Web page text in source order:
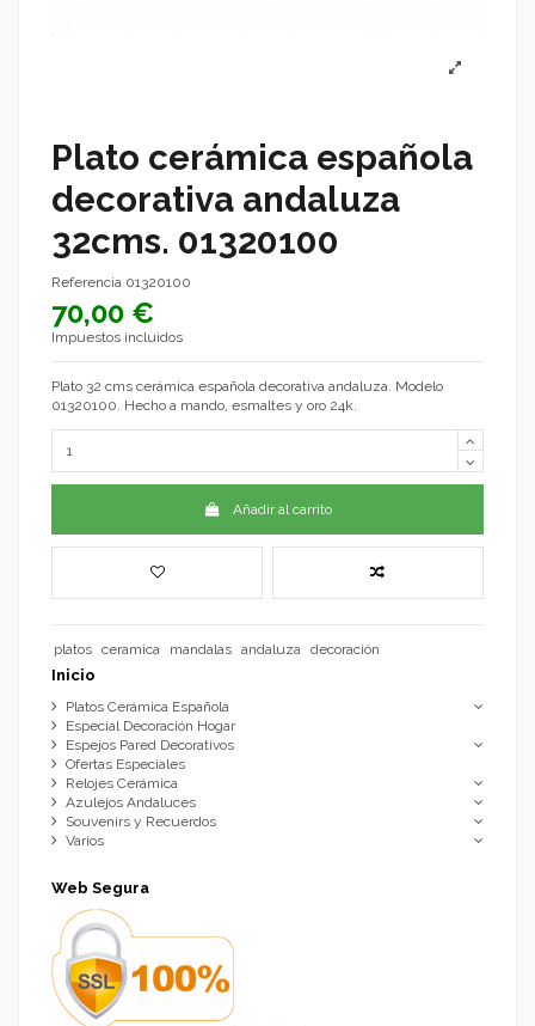
Plato cerámica española
decorativa andaluza
32cms. 01320100
Referencia 01320100
70,00 €
Impuestos incluidos
Plato 32 cms cerámica española decorativa andaluza. Modelo
01320100. Hecho a mando, esmaltes y oro 24k.
Añadir al carrito
platos ceramica mandalas andaluza decoración
Inicio
Platos Cerámica Española
Especial Decoración Hogar
Espejos Pared Decorativos
Ofertas Especiales
Relojes Cerámica
Azulejos Andaluces
Souvenirs y Recuerdos
Varios
Web Segura